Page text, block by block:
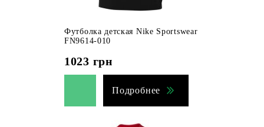
Футболка детская Nike Sportswear
FN9614-010
1023 грн
Подробнее